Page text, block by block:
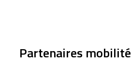
Partenaires mobilité